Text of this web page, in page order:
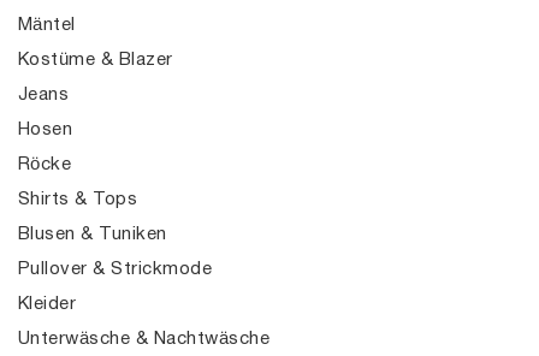
Mäntel
Kostüme & Blazer
Jeans
Hosen
Röcke
Shirts & Tops
Blusen & Tuniken
Pullover & Strickmode
Kleider
Unterwäsche & Nachtwäsche